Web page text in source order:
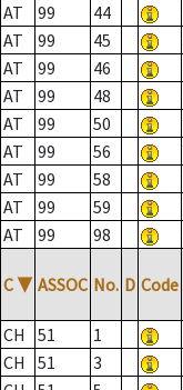
AT
99 44
AT
99 45
AT
99 46
AT
99 48
AT
99 50
AT
99 56
AT
99 58
AT
99 59
AT
99 98
C ▼ ASSOC No. D Code
CH 51 1
CH
51 3